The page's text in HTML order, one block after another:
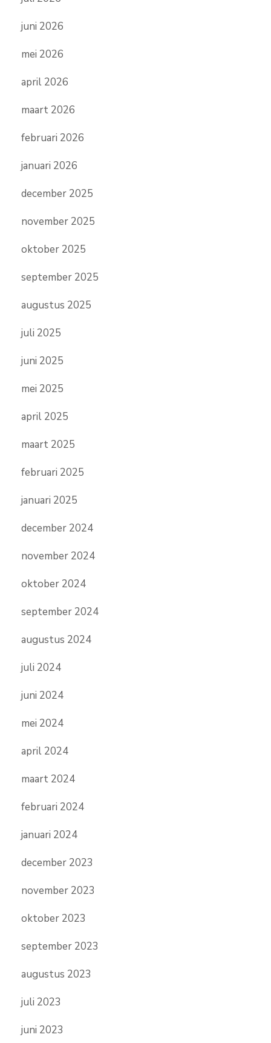
juni 2026
mei 2026
april 2026
maart 2026
februari 2026
januari 2026
december 2025
november 2025
oktober 2025
september 2025
augustus 2025
juli 2025
juni 2025
mei 2025
april 2025
maart 2025
februari 2025
januari 2025
december 2024
november 2024
oktober 2024
september 2024
augustus 2024
juli 2024
juni 2024
mei 2024
april 2024
maart 2024
februari 2024
januari 2024
december 2023
november 2023
oktober 2023
september 2023
augustus 2023
juli 2023
juni 2023